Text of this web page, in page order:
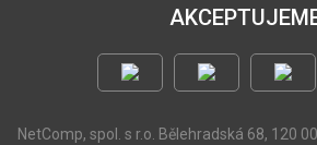
NetComp, spol. s r.o. Bělehradská 68, 120